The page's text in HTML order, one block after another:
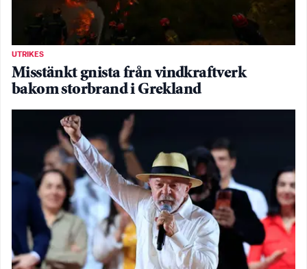
UTRIKES
Misstänkt gnista från vindkraftverk
bakom storbrand i Grekland